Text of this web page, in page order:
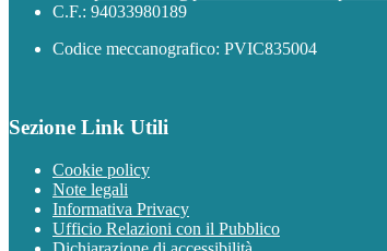
C.F.: 94033980189
Codice meccanografico: PVIC835004
Sezione Link Utili
Cookie policy
Note legali
Informativa Privacy
Ufficio Relazioni con il Pubblico